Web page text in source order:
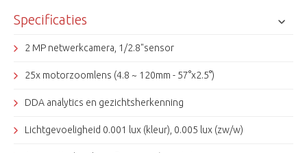
Met maar liefst 256 presets is elk gewenste positie in beeld te
brengen en met de diverse accessoires is hij op bijna elke
gewenste plek te monteren.Muurmontagebeugel PR-WB-Z
Specificaties
2 MP netwerkcamera, 1/2.8"sensor
25x motorzoomlens (4.8 ~ 120mm - 57°x2.5°)
DDA analytics en gezichtsherkenning
Lichtgevoeligheid 0.001 lux (kleur), 0.005 lux (zw/w)